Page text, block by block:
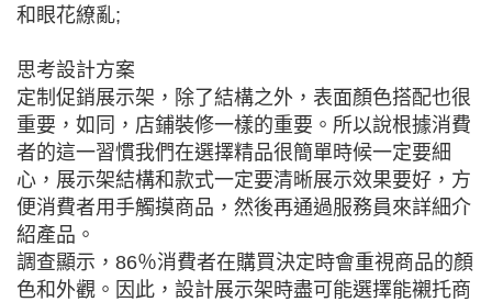
和眼花繚亂;
思考設計方案
定制促銷展示架，除了結構之外，表面顏色搭配也很
重要，如同，店鋪裝修一樣的重要。所以說根據消費
者的這一習慣我們在選擇精品很簡單時候一定要細
心，展示架結構和款式一定要清晰展示效果要好，方
便消費者用手觸摸商品，然後再通過服務員來詳細介
紹產品。
調查顯示，86％消費者在購買決定時會重視商品的顏
色和外觀。因此，設計展示架時盡可能選擇能襯托商